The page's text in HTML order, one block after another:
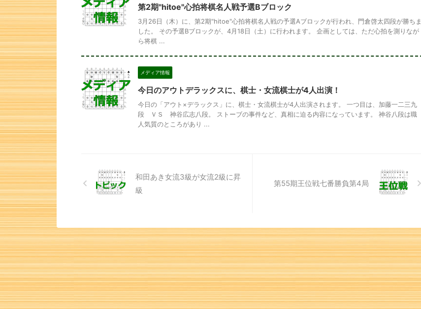
第2期"hitoe"心拍将棋名人戦予選Bブロック
3月26日（木）に、第2期"hitoe"心拍将棋名人戦の予選Aブロックが行われ、門倉啓太四段が勝ちま
した。 その予選Bブロックが、4月18日（土）に行われます。 企画としては、ただ心拍を測りなが
ら将棋 ...
メディア情報
今日のアウトデラックスに、棋士・女流棋士が4人出演！
今日の「アウト×デラックス」に、棋士・女流棋士が4人出演されます。 一つ目は、加藤一二三九
段 ＶＳ 神谷広志八段。 ストーブの事件など、真相に迫る内容になっています。 神谷八段は職
人気質のところがあり ...
和田あき女流3級が女流2級に昇
級
第55期王位戦七番勝負第4局